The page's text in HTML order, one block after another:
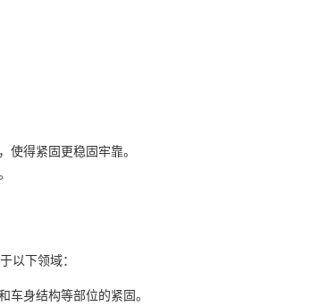
得紧固更稳固牢靠。
以下领域：
身结构等部位的紧固。